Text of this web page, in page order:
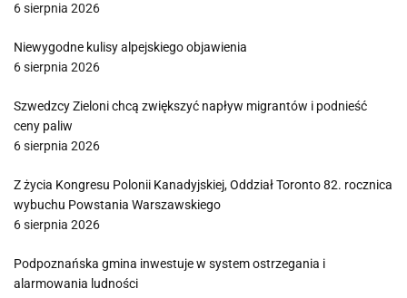
6 sierpnia 2026
Niewygodne kulisy alpejskiego objawienia
6 sierpnia 2026
Szwedzcy Zieloni chcą zwiększyć napływ migrantów i podnieść
ceny paliw
6 sierpnia 2026
Z życia Kongresu Polonii Kanadyjskiej, Oddział Toronto 82. rocznica
wybuchu Powstania Warszawskiego
6 sierpnia 2026
Podpoznańska gmina inwestuje w system ostrzegania i
alarmowania ludności